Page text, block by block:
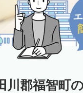
川郡福智町